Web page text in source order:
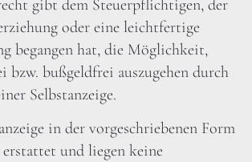
gibt dem Steuerpflichtigen, der
oder eine leichtfertige
begangen hat, die Möglichkeit,
bzw. bußgeldfrei auszugehen durch
Selbstanzeige.
in der vorgeschriebenen Form
und liegen keine